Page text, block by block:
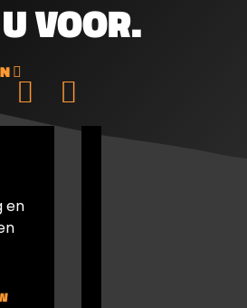
en kogellopen
VOOR.
en